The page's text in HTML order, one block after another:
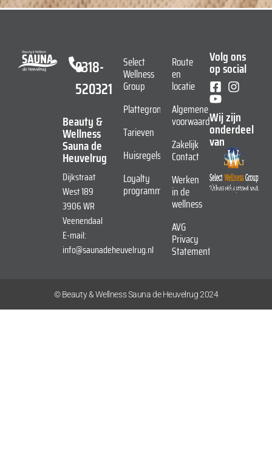
0318-
520321
Beauty &
Wellness
Sauna de
Heuvelrug
Dijkstraat
West 189
3906 WR
Veenendaal
E-mail:
info@saunadeheuvelrug.nl
Select
Wellness
Group
Plattegrond
Tarieven
Huisregels
Loyalty
programma
Route
en
locatie
Algemene
voorwaarden
Zakelijk
Contact
Werken
in de
wellness
AVG
Privacy
Statement
Volg ons
op social
Wij zijn
onderdeel
van
© Beauty & Wellness Sauna de Heuvelrug 2024